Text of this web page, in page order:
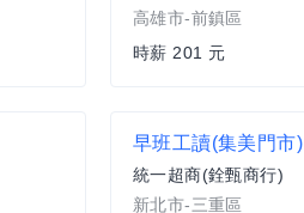
高雄市-前鎮區
時薪 201 元
早班工讀(集美門市)
統一超商(銓甄商行)
新北市-三重區